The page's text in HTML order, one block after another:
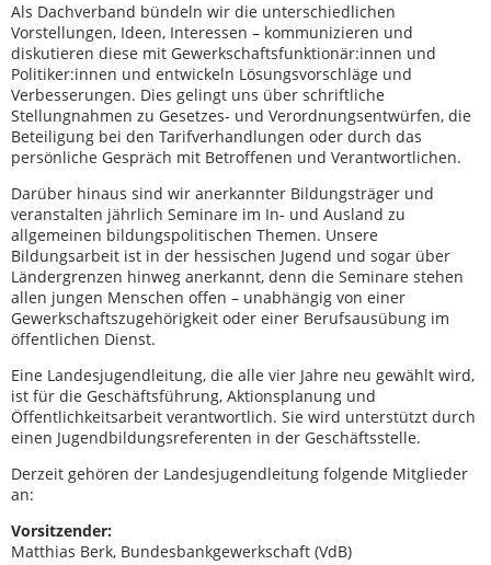
Als Dachverband bündeln wir die unterschiedlichen
Vorstellungen, Ideen, Interessen – kommunizieren und
diskutieren diese mit Gewerkschaftsfunktionär:innen und
Politiker:innen und entwickeln Lösungsvorschläge und
Verbesserungen. Dies gelingt uns über schriftliche
Stellungnahmen zu Gesetzes- und Verordnungsentwürfen, die
Beteiligung bei den Tarifverhandlungen oder durch das
persönliche Gespräch mit Betroffenen und Verantwortlichen.
Darüber hinaus sind wir anerkannter Bildungsträger und
veranstalten jährlich Seminare im In- und Ausland zu
allgemeinen bildungspolitischen Themen. Unsere
Bildungsarbeit ist in der hessischen Jugend und sogar über
Ländergrenzen hinweg anerkannt, denn die Seminare stehen
allen jungen Menschen offen – unabhängig von einer
Gewerkschaftszugehörigkeit oder einer Berufsausübung im
öffentlichen Dienst.
Eine Landesjugendleitung, die alle vier Jahre neu gewählt wird,
ist für die Geschäftsführung, Aktionsplanung und
Öffentlichkeitsarbeit verantwortlich. Sie wird unterstützt durch
einen Jugendbildungsreferenten in der Geschäftsstelle.
Derzeit gehören der Landesjugendleitung folgende Mitglieder
an:
Vorsitzender:
Matthias Berk, Bundesbankgewerkschaft (VdB)